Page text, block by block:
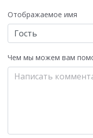
Отображаемое имя
Чем мы можем вам